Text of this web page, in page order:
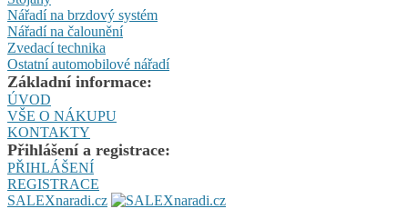
Nářadí na brzdový systém
Nářadí na čalounění
Zvedací technika
Ostatní automobilové nářadí
Základní informace:
ÚVOD
VŠE O NÁKUPU
KONTAKTY
Přihlášení a registrace:
PŘIHLÁŠENÍ
REGISTRACE
SALEXnaradi.cz